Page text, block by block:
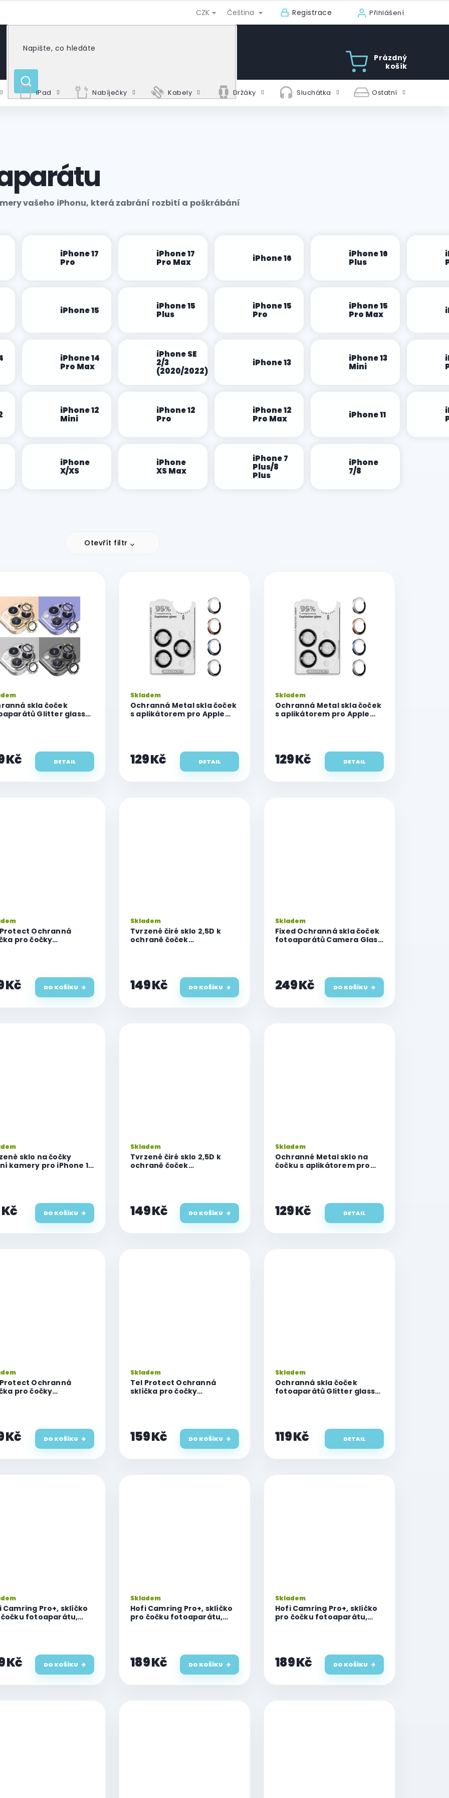
CZK Čeština Registrace Přihlášení
HLEDAT
Prázdný
košík
iPad Nabíječky Kabely Držáky Sluchátka Ostatní
vašeho iPhonu, která zabrání rozbití a poškrábání
iPhone 17
Pro
iPhone 17
Pro Max
iPhone 16
iPhone 16
Plus
iPhone 15
iPhone 15
Plus
iPhone 15
Pro
iPhone 15
Pro Max
iPhone 14
Pro Max
iPhone SE
2/3
(2020/2022)
iPhone 13
iPhone 13
Mini
iPhone 12
Mini
iPhone 12
Pro
iPhone 12
Pro Max
iPhone 11
iPhone
X/XS
iPhone
XS Max
iPhone 7
Plus/8
Plus
iPhone
7/8
Otevřít filtr
skla čoček
Glitter glass
Kč DETAIL
Ochranná Metal skla čoček
s aplikátorem pro Apple
Skladem
129 Kč DETAIL
Ochranná Metal skla čoček
s aplikátorem pro Apple
Skladem
129 Kč DETAIL
Ochranná
pro čočky
Kč DO KOŠÍKU
Tvrzené čiré sklo 2,5D k
ochraně čoček
Skladem
149 Kč DO KOŠÍKU
Fixed Ochranná skla čoček
fotoaparátů Camera Glass
Skladem
249 Kč DO KOŠÍKU
sklo na čočky
kamery pro iPhone 14
DO KOŠÍKU
Tvrzené čiré sklo 2,5D k
ochraně čoček
Skladem
149 Kč DO KOŠÍKU
Ochranné Metal sklo na
čočku s aplikátorem pro
Skladem
129 Kč DETAIL
Ochranná
pro čočky
Kč DO KOŠÍKU
Tel Protect Ochranná
sklíčka pro čočky
Skladem
159 Kč DO KOŠÍKU
Ochranná skla čoček
fotoaparátů Glitter glass
Skladem
119 Kč DETAIL
Camring Pro+, sklíčko
fotoaparátu,
Kč DO KOŠÍKU
Hofi Camring Pro+, sklíčko
pro čočku fotoaparátu,
Skladem
189 Kč DO KOŠÍKU
Hofi Camring Pro+, sklíčko
pro čočku fotoaparátu,
Skladem
189 Kč DO KOŠÍKU